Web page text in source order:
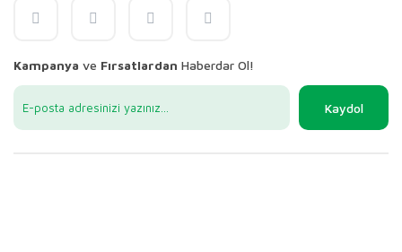
Kampanya ve Fırsatlardan Haberdar Ol!
Kaydol